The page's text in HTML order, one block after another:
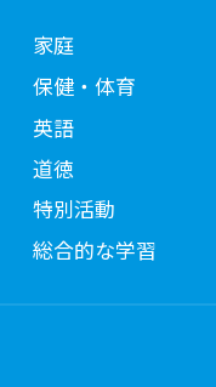
家庭
保健・体育
英語
道徳
特別活動
総合的な学習